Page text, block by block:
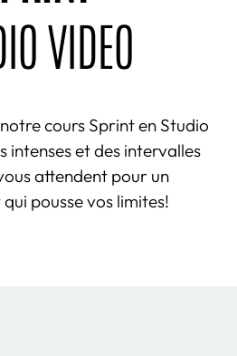
VIDEO
cours Sprint en Studio
intenses et des intervalles
attendent pour un
pousse vos limites!